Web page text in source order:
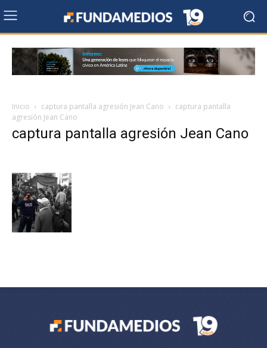
Inicio captura pantalla agresión Jean Cano
captura pantalla
agresión Jean Cano
captura pantalla agresión Jean Cano